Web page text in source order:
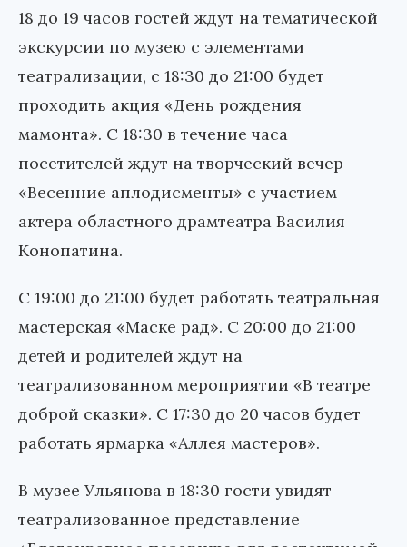
18 до 19 часов гостей ждут на тематической
экскурсии по музею с элементами
театрализации, с 18:30 до 21:00 будет
проходить акция «День рождения
мамонта». С 18:30 в течение часа
посетителей ждут на творческий вечер
«Весенние аплодисменты» с участием
актера областного драмтеатра Василия
Конопатина.
С 19:00 до 21:00 будет работать театральная
мастерская «Маске рад». С 20:00 до 21:00
детей и родителей ждут на
театрализованном мероприятии «В театре
доброй сказки». С 17:30 до 20 часов будет
работать ярмарка «Аллея мастеров».
В музее Ульянова в 18:30 гости увидят
театрализованное представление